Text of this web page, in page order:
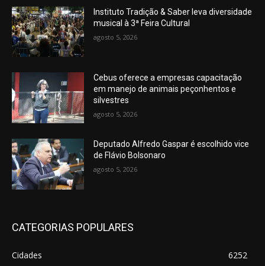
Instituto Tradição & Saber leva diversidade
musical à 3ª Feira Cultural
agosto 5, 2026
Cebus oferece a empresas capacitação
em manejo de animais peçonhentos e
silvestres
agosto 5, 2026
Deputado Alfredo Gaspar é escolhido vice
de Flávio Bolsonaro
agosto 5, 2026
CATEGORIAS POPULARES
Cidades
6252